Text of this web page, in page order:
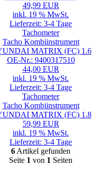
49,99 EUR
inkl. 19 % MwSt.
Lieferzeit: 3-4 Tage
Tachometer
Tacho Kombiinstrument
MATRIX (FC) 1.6
OE-Nr.: 9400317510
44,00 EUR
inkl. 19 % MwSt.
Lieferzeit: 3-4 Tage
Tachometer
Tacho Kombiinstrument
MATRIX (FC) 1.8
59,99 EUR
inkl. 19 % MwSt.
Lieferzeit: 3-4 Tage
6 Artikel gefunden
Seite 1 von 1 Seiten